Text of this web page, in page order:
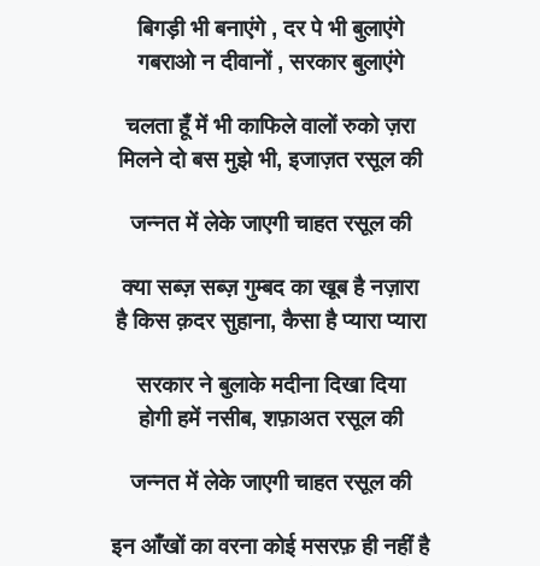
बिगड़ी भी बनाएंगे , दर पे भी बुलाएंगे
गबराओ न दीवानों , सरकार बुलाएंगे
चलता हूँ में भी काफिले वालों रुको ज़रा
मिलने दो बस मुझे भी, इजाज़त रसूल की
जन्नत में लेके जाएगी चाहत रसूल की
क्या सब्ज़ सब्ज़ गुम्बद का खूब है नज़ारा
है किस क़दर सुहाना, कैसा है प्यारा प्यारा
सरकार ने बुलाके मदीना दिखा दिया
होगी हमें नसीब, शफ़ाअत रसूल की
जन्नत में लेके जाएगी चाहत रसूल की
इन आँखों का वरना कोई मसरफ़ ही नहीं है